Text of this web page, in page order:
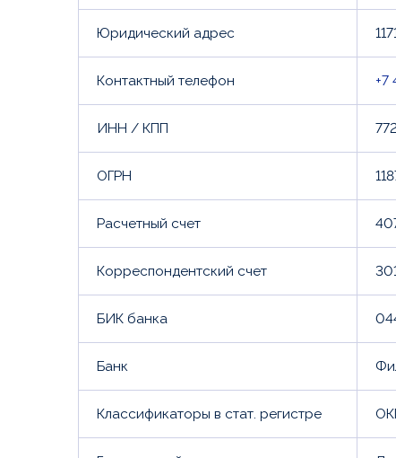
Юридический адрес
Контактный телефон +7
ИНН / КПП
ОГРН
Расчетный счет
Корреспондентский счет
БИК банка
Банк
Классификаторы в стат. регистре